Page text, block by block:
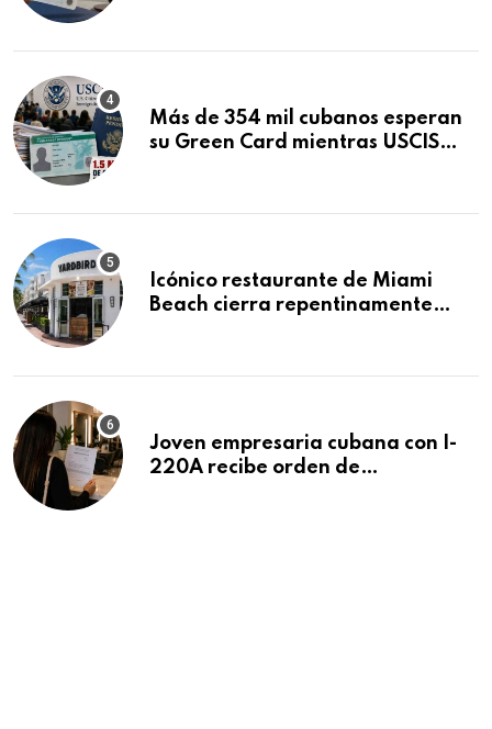
Más de 354 mil cubanos esperan
su Green Card mientras USCIS
Icónico restaurante de Miami
Beach cierra repentinamente
Joven empresaria cubana con I-
220A recibe orden de